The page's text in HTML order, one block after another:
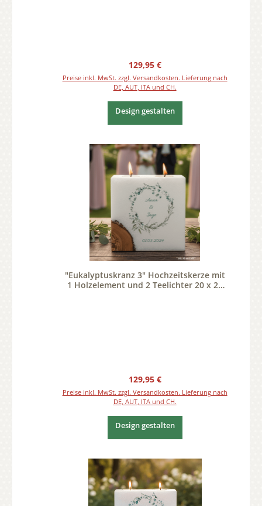
Regulärer Preis:
129,95 €
Preise inkl. MwSt. zzgl. Versandkosten. Lieferung nach
DE, AUT, ITA und CH.
Design gestalten
"Eukalyptuskranz 3" Hochzeitskerze mit
1 Holzelement und 2 Teelichter 20 x 20
Regulärer Preis:
129,95 €
Preise inkl. MwSt. zzgl. Versandkosten. Lieferung nach
DE, AUT, ITA und CH.
Design gestalten